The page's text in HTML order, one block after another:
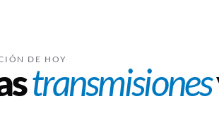
DE HOY
transmisiones